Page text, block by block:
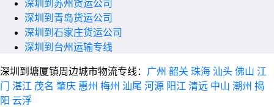
深圳到苏州货运公司
深圳到青岛货运公司
深圳到石家庄货运公司
深圳到台州运输专线
深圳到塘厦镇周边城市物流专线： 广州 韶关 珠海 汕头 佛山 江
门
湛江 茂名 肇庆 惠州 梅州 汕尾 河源 阳江 清远 中山 潮州 揭
阳 云浮